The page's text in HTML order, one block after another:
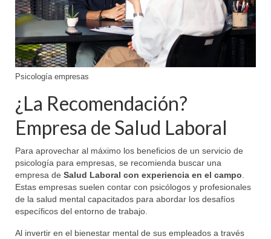
Psicología empresas
¿La Recomendación?
Empresa de Salud Laboral
Para aprovechar al máximo los beneficios de un servicio de
psicología para empresas, se recomienda buscar una
empresa de Salud Laboral con experiencia en el campo.
Estas empresas suelen contar con psicólogos y profesionales
de la salud mental capacitados para abordar los desafíos
específicos del entorno de trabajo.
Al invertir en el bienestar mental de sus empleados a través